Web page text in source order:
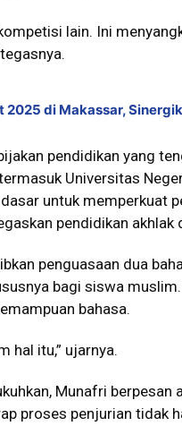
lain. Ini
2025 di Makassar,
pendidikan yang
Universitas
untuk memperkuat
pendidikan akhlak
penguasaan dua
bagi siswa
bahasa.
hal itu,” ujarnya.
Munafri
proses penjurian tidak